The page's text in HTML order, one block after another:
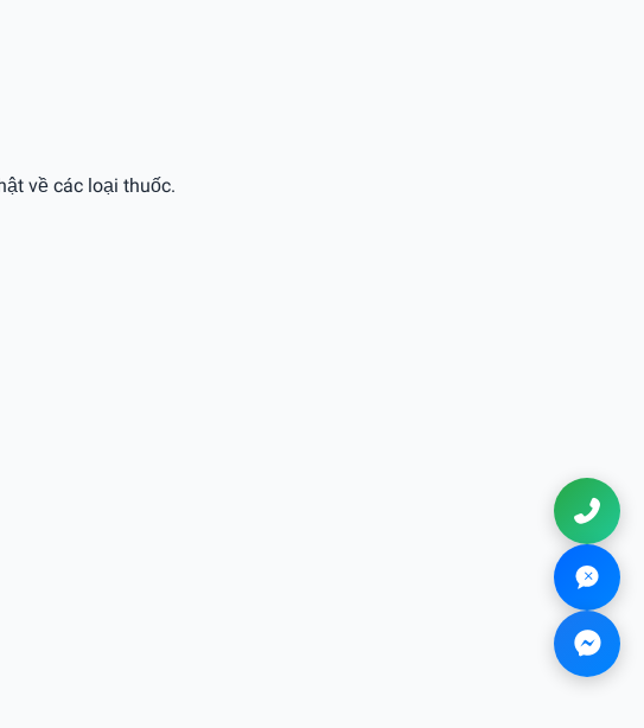
về các loại thuốc.